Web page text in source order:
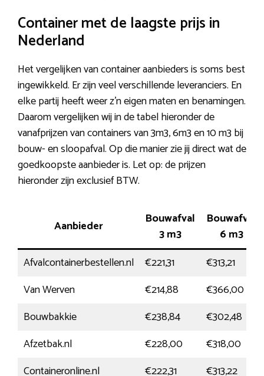
Container met de laagste prijs in
Nederland
Het vergelijken van container aanbieders is soms best
ingewikkeld. Er zijn veel verschillende leveranciers. En
elke partij heeft weer z’n eigen maten en benamingen.
Daarom vergelijken wij in de tabel hieronder de
vanafprijzen van containers van 3m3, 6m3 en 10 m3 bij
bouw- en sloopafval. Op die manier zie jij direct wat de
goedkoopste aanbieder is. Let op: de prijzen
hieronder zijn exclusief BTW.
Aanbieder
Bouwafval
3 m3
Bouwafval
6 m3
Afvalcontainerbestellen.nl
€221,31
€313,21
Van Werven
€214,88
€366,00
Bouwbakkie
€238,84
€302,48
Afzetbak.nl
€228,00
€318,00
Containeronline.nl
€222,31
€313,22